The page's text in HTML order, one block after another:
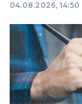
04.08.2026, 14:50